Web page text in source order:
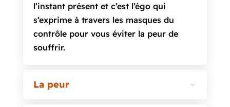
l’instant présent et c’est l’égo qui
s’exprime à travers les masques du
contrôle pour vous éviter la peur de
souffrir.
La peur